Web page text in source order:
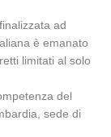
ad
è emanato
limitati al solo
del
sede di